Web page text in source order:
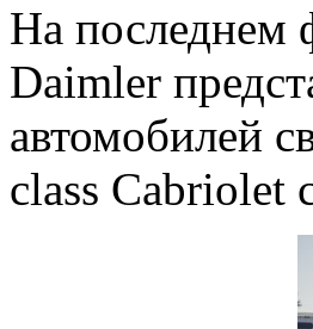
На последнем
Daimler
автомобилей
class Cabriolet